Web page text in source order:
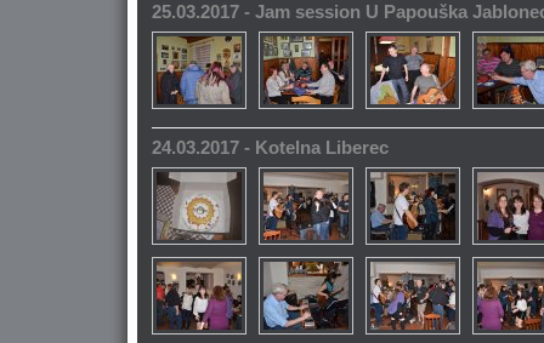
25.03.2017 - Jam session U Papouška
24.03.2017 - Kotelna Liberec